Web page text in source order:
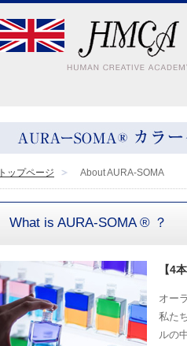
トップページ About AURA-SOMA
What is AURA-SOMA ® ？
【4
オー
私た
ルの